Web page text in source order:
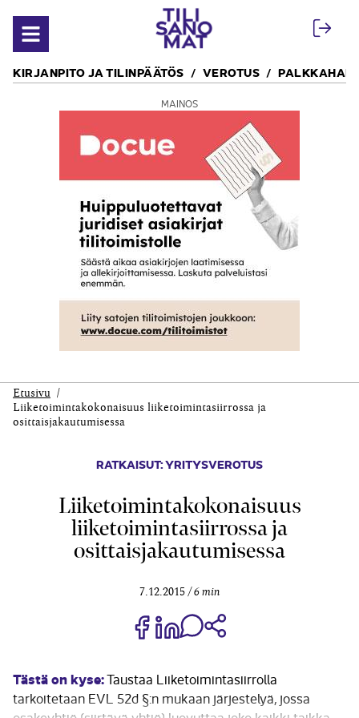
Avaa valikko
KIRJANPITO JA TILINPÄÄTÖS VEROTUS
MAINOS
Etusivu
Liiketoimintakokonaisuus liiketoimintasiirrossa ja
osittaisjakautumisessa
RATKAISUT: YRITYSVEROTUS
Liiketoimintakokonaisuus
liiketoimintasiirrossa ja
osittaisjakautumisessa
7.12.2015 6 min
Jaa Share on Facebook
Jaa Share on LinkedIn
Jaa WhatsApp-viestinä
Tästä on kyse:Taustaa Liiketoimintasiirrolla
tarkoitetaan EVL 52d §:n mukaan järjestelyä, jossa